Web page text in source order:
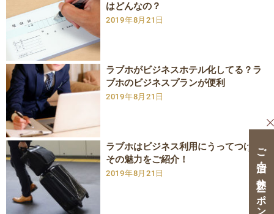
はどんなの？
2019年8月21日
ラブホがビジネスホテル化してる？ラ
ブホのビジネスプランが便利
2019年8月21日
ラブホはビジネス利用にうってつけ！
その魅力をご紹介！
2019年8月21日 ご宿泊・ご休憩クーポン